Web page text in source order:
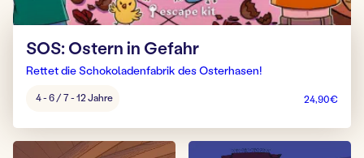
SOS: Ostern in Gefahr
Rettet die Schokoladenfabrik des Osterhasen!
Spiel:
4 - 6 / 7 - 12 Jahre 24,90€